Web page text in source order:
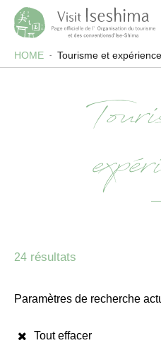
HOME Tourisme et
24 résultats
Paramètres de recherche
Tout effacer